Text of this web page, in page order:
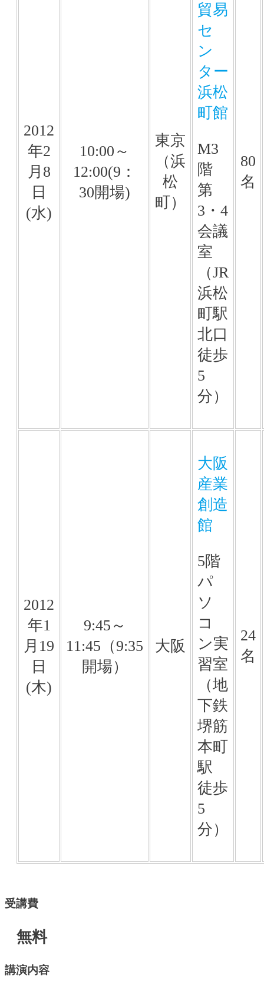
2012
年2
月8
日
(水)
10:00～
12:00(9：
30開場)
東京
（浜
松
町）
貿易
セ
ン
ター
浜松
町館
M3
階
第
3・4
会議
室
（JR
浜松
町駅
北口
徒歩
5
分）
80
名
2012
年1
月19
日
(木)
9:45～
11:45（9:35
開場）
大阪
大阪
産業
創造
館
5階
パ
ソ
コ
ン実
習室
（地
下鉄
堺筋
本町
駅
徒歩
5
分）
24
名
受講費
無料
講演内容